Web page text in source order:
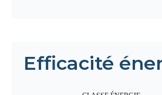
Efficacité